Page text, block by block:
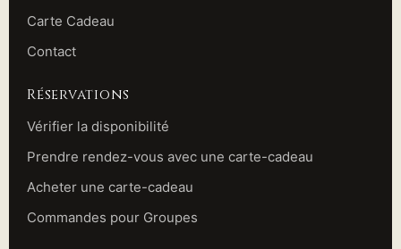
Carte Cadeau
Contact
Réservations
Vérifier la disponibilité
Prendre rendez-vous avec une carte-cadeau
Acheter une carte-cadeau
Commandes pour Groupes